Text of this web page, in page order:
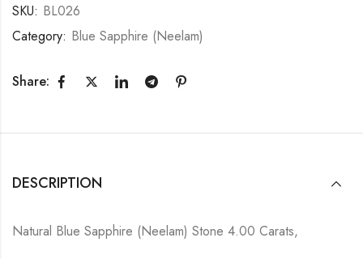
SKU: BL026
Category: Blue Sapphire (Neelam)
Share:
DESCRIPTION
Natural Blue Sapphire (Neelam) Stone 4.00 Carats,